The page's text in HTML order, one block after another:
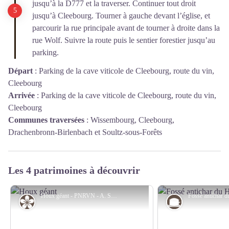
jusqu’à la D777 et la traverser. Continuer tout droit
jusqu’à Cleebourg. Tourner à gauche devant l’église, et
parcourir la rue principale avant de tourner à droite dans la
rue Wolf. Suivre la route puis le sentier forestier jusqu’au
parking.
Départ : Parking de la cave viticole de Cleebourg, route du vin,
Cleebourg
Arrivée : Parking de la cave viticole de Cleebourg, route du vin,
Cleebourg
Communes traversées : Wissembourg, Cleebourg,
Drachenbronn-Birlenbach et Soultz-sous-Forêts
Les 4 patrimoines à découvrir
Houx géant - PNRVN - A. Serylo
Flore Guerre